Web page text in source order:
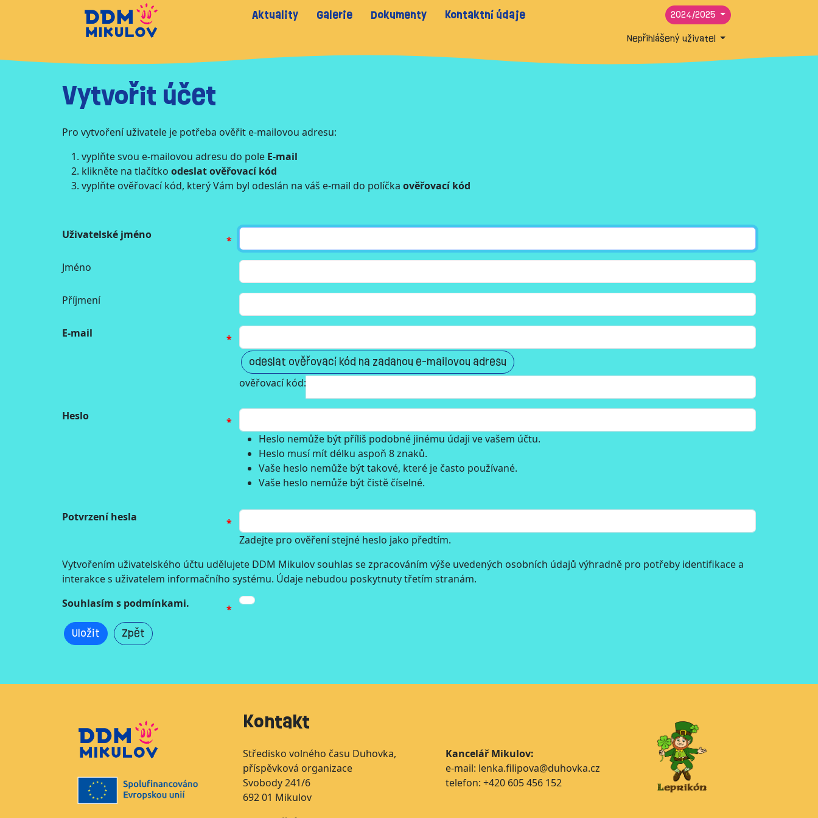
Aktuality Galerie Dokumenty Kontaktní údaje
2024/2025
Nepřihlášený uživatel
Vytvořit účet
Pro vytvoření uživatele je potřeba ověřit e-mailovou adresu:
vyplňte svou e-mailovou adresu do pole E-mail
klikněte na tlačítko odeslat ověřovací kód
vyplňte ověřovací kód, který Vám byl odeslán na váš e-mail do políčka ověřovací kód
Uživatelské jméno
Jméno
Příjmení
E-mail
odeslat ověřovací kód na zadanou e-mailovou adresu
ověřovací kód:
Heslo
Heslo nemůže být příliš podobné jinému údaji ve vašem účtu.
Heslo musí mít délku aspoň 8 znaků.
Vaše heslo nemůže být takové, které je často používané.
Vaše heslo nemůže být čistě číselné.
Potvrzení hesla
Zadejte pro ověření stejné heslo jako předtím.
Vytvořením uživatelského účtu udělujete DDM Mikulov souhlas se zpracováním výše uvedených osobních údajů výhradně pro potřeby identifikace a
interakce s uživatelem informačního systému. Údaje nebudou poskytnuty třetím stranám.
Souhlasím s podmínkami.
Uložit Zpět
Kontakt
Středisko volného času Duhovka,
příspěvková organizace
Svobody 241/6
692 01 Mikulov
Kancelář Mikulov:
e-mail: lenka.filipova@duhovka.cz
telefon: +420 605 456 152